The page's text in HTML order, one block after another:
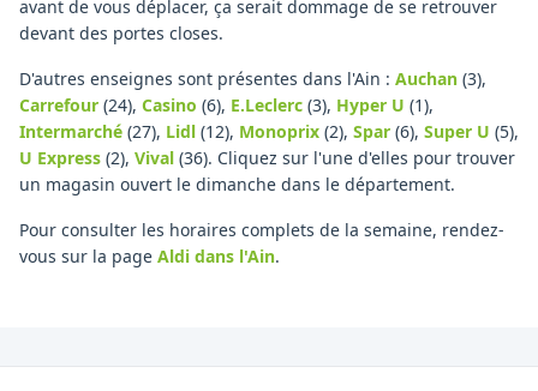
avant de vous déplacer, ça serait dommage de se retrouver
devant des portes closes.
D'autres enseignes sont présentes dans l'Ain : Auchan (3),
Carrefour (24), Casino (6), E.Leclerc (3), Hyper U (1),
Intermarché (27), Lidl (12), Monoprix (2), Spar (6), Super U (5),
U Express (2), Vival (36). Cliquez sur l'une d'elles pour trouver
un magasin ouvert le dimanche dans le département.
Pour consulter les horaires complets de la semaine, rendez-
vous sur la page Aldi dans l'Ain.